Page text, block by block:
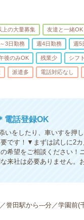
上の大量募集 友達と一緒OK
3日勤務 週4日勤務 週5
後のみOK 残業少 シフト
派遣多 電話対応なし
電話登録OK
をしたり、車いすを押
です！▼まずは試しに2カ
希望をご相談ください！
来社は必要ありません。
誉田駅から---分／学園前(